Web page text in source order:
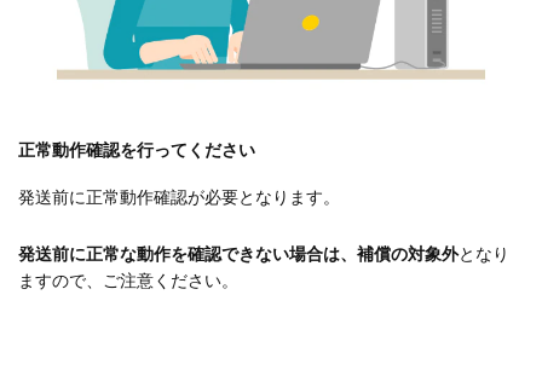
正常動作確認を行ってください
発送前に正常動作確認が必要となります。
発送前に正常な動作を確認できない場合は、補償の対象外となり
ますので、ご注意ください。